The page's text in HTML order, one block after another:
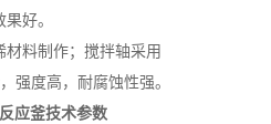
好。
料制作；搅拌轴采用
强度高，耐腐蚀性强。
应釜技术参数